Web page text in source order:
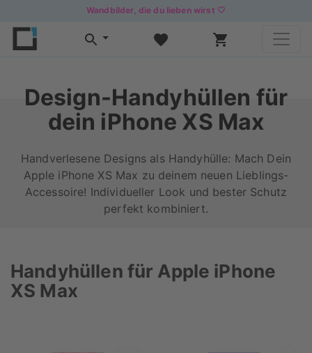
Wandbilder, die du lieben wirst 🤍
Design-Handyhüllen für
dein iPhone XS Max
Handverlesene Designs als Handyhülle: Mach Dein
Apple iPhone XS Max zu deinem neuen Lieblings-
Accessoire! Individueller Look und bester Schutz
perfekt kombiniert.
Handyhüllen für Apple iPhone
XS Max